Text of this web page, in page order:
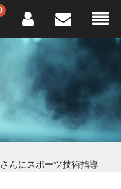
んにスポーツ技術指導